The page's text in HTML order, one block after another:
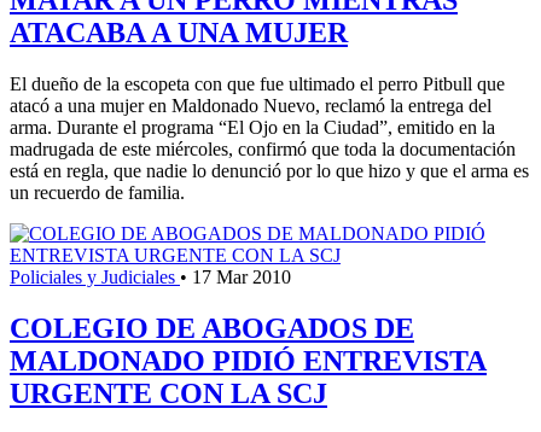
ATACABA A UNA MUJER
El dueño de la escopeta con que fue ultimado el perro Pitbull que
atacó a una mujer en Maldonado Nuevo, reclamó la entrega del
arma. Durante el programa “El Ojo en la Ciudad”, emitido en la
madrugada de este miércoles, confirmó que toda la documentación
está en regla, que nadie lo denunció por lo que hizo y que el arma es
un recuerdo de familia.
Policiales y Judiciales • 17 Mar 2010
COLEGIO DE ABOGADOS DE
MALDONADO PIDIÓ ENTREVISTA
URGENTE CON LA SCJ